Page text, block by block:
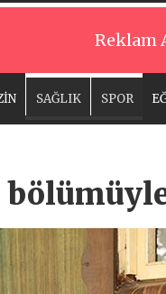
Reklam
SAĞLIK SPOR